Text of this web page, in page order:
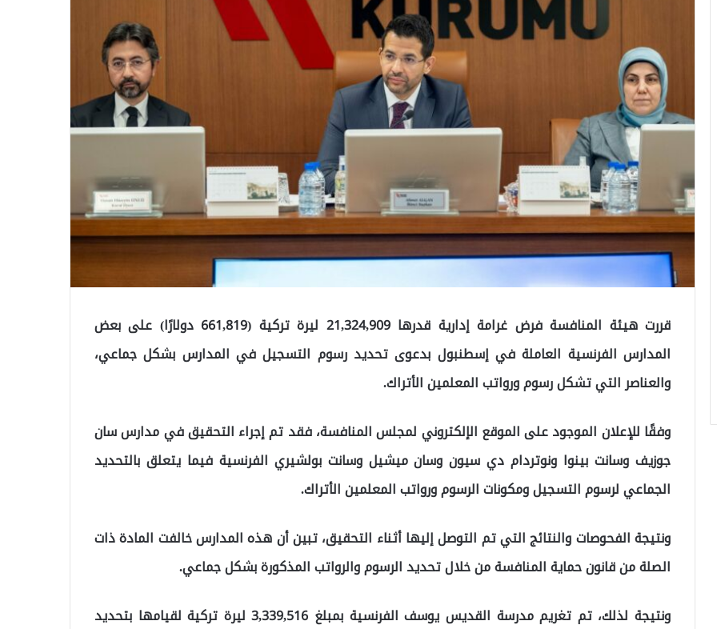
قررت هيئة المنافسة فرض غرامة إدارية قدرها 21,324,909 ليرة تركية (661,819 دولارًا) على بعض
المدارس الفرنسية العاملة في إسطنبول بدعوى تحديد رسوم التسجيل في المدارس بشكل جماعي،
والعناصر التي تشكل رسوم ورواتب المعلمين الأتراك.
وفقًا للإعلان الموجود على الموقع الإلكتروني لمجلس المنافسة، فقد تم إجراء التحقيق في مدارس سان
جوزيف وسانت بينوا ونوتردام دي سيون وسان ميشيل وسانت بولشيري الفرنسية فيما يتعلق بالتحديد
الجماعي لرسوم التسجيل ومكونات الرسوم ورواتب المعلمين الأتراك.
ونتيجة الفحوصات والنتائج التي تم التوصل إليها أثناء التحقيق، تبين أن هذه المدارس خالفت المادة ذات
الصلة من قانون حماية المنافسة من خلال تحديد الرسوم والرواتب المذكورة بشكل جماعي.
ونتيجة لذلك، تم تغريم مدرسة القديس يوسف الفرنسية بمبلغ 3,339,516 ليرة تركية لقيامها بتحديد